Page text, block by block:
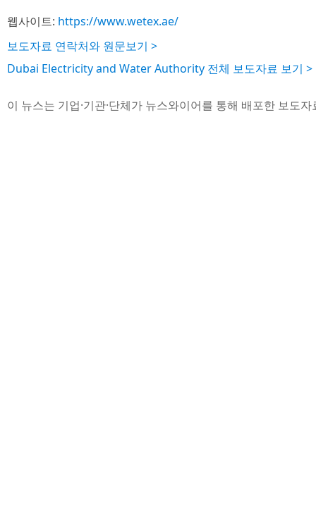
웹사이트: https://www.wetex.ae/
보도자료 연락처와 원문보기 >
Dubai Electricity and Water Authority 전체 보도자료 보기 >
이 뉴스는 기업·기관·단체가 뉴스와이어를 통해 배포한 보도